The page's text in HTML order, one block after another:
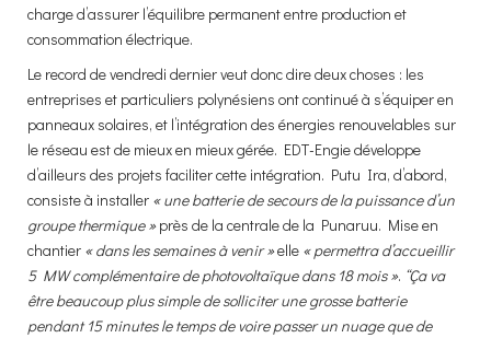
charge d’assurer l’équilibre permanent entre production et
consommation électrique.
Le record de vendredi dernier veut donc dire deux choses : les
entreprises et particuliers polynésiens ont continué à s’équiper en
panneaux solaires, et l’intégration des énergies renouvelables sur
le réseau est de mieux en mieux gérée. EDT-Engie développe
d’ailleurs des projets faciliter cette intégration. Putu Ira, d’abord,
consiste à installer « une batterie de secours de la puissance d’un
groupe thermique »près de la centrale de la Punaruu. Mise en
chantier « dans les semaines à venir »elle « permettra d’accueillir
5 MW complémentaire de photovoltaïque dans 18 mois ». “Ça va
être beaucoup plus simple de solliciter une grosse batterie
pendant 15 minutes le temps de voire passer un nuage que de